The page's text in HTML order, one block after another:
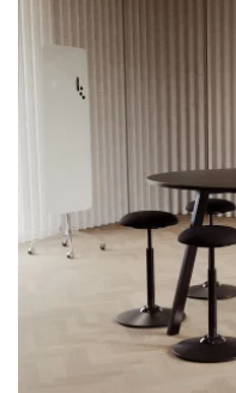
Specificatie
en laminaat. Stevig
Vergaderstoel Ergo 285
hoogwaardige mesh.
armleuningen.
rechte stand. Zwarte PU-
vergaderlokaal met de
285-stoelen. Een
tot gesprek! Klaar
285 biedt uitstekend
vergaderingen. Stijlvol